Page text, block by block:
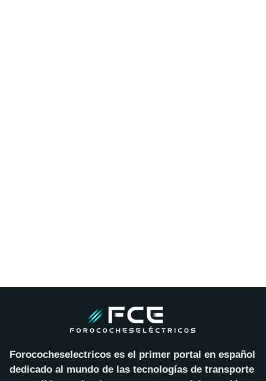
Forococheselectricos es el primer portal en español
dedicado al mundo de las tecnologías de transporte